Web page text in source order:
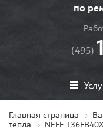
по
(495)
Главная страница
тепла
NEFF